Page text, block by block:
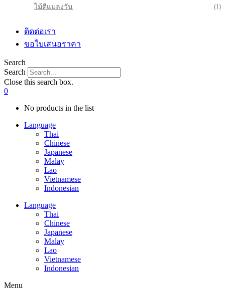
ไม้ตีแมลงวัน (1)
ติดต่อเรา
ขอใบเสนอราคา
Search
Search
Close this search box.
0
No products in the list
Language
Thai
Chinese
Japanese
Malay
Lao
Vietnamese
Indonesian
Language
Thai
Chinese
Japanese
Malay
Lao
Vietnamese
Indonesian
Menu